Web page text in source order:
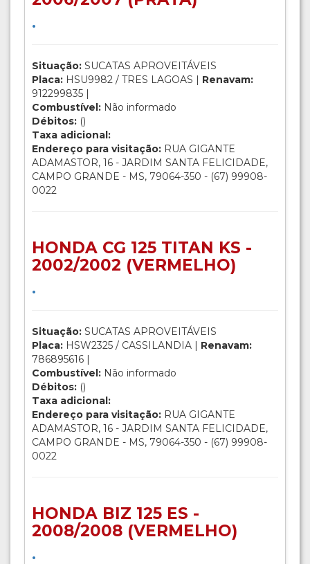
.
Situação: SUCATAS APROVEITÁVEIS
Placa: HSU9982 / TRES LAGOAS | Renavam:
912299835 |
Combustível: Não informado
Débitos: ()
Taxa adicional:
Endereço para visitação: RUA GIGANTE
ADAMASTOR, 16 - JARDIM SANTA FELICIDADE,
CAMPO GRANDE - MS, 79064-350 - (67) 99908-
0022
HONDA CG 125 TITAN KS -
2002/2002 (VERMELHO)
.
Situação: SUCATAS APROVEITÁVEIS
Placa: HSW2325 / CASSILANDIA | Renavam:
786895616 |
Combustível: Não informado
Débitos: ()
Taxa adicional:
Endereço para visitação: RUA GIGANTE
ADAMASTOR, 16 - JARDIM SANTA FELICIDADE,
CAMPO GRANDE - MS, 79064-350 - (67) 99908-
0022
HONDA BIZ 125 ES -
2008/2008 (VERMELHO)
.